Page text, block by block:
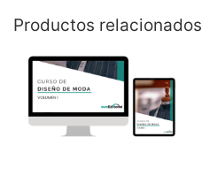
Productos relacionados